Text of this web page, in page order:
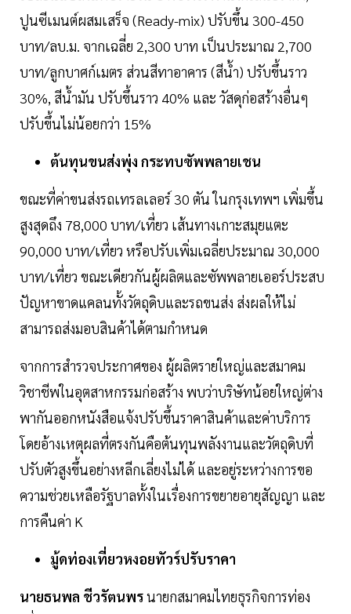
ปูนซีเมนต์ผสมเสร็จ (Ready-mix) ปรับขึ้น 300-450
บาท/ลบ.ม. จากเฉลี่ย 2,300 บาท เป็นประมาณ 2,700
บาท/ลูกบาศก์เมตร ส่วนสีทาอาคาร (สีน้ำ) ปรับขึ้นราว
30%, สีน้ำมัน ปรับขึ้นราว 40% และ วัสดุก่อสร้างอื่นๆ
ปรับขึ้นไม่น้อยกว่า 15%
ต้นทุนขนส่งพุ่ง กระทบซัพพลายเชน
ขณะที่ค่าขนส่งรถเทรลเลอร์ 30 ตัน ในกรุงเทพฯ เพิ่มขึ้น
สูงสุดถึง 78,000 บาท/เที่ยว เส้นทางเกาะสมุยแตะ
90,000 บาท/เที่ยว หรือปรับเพิ่มเฉลี่ยประมาณ 30,000
บาท/เที่ยว ขณะเดียวกันผู้ผลิตและซัพพลายเออร์ประสบ
ปัญหาขาดแคลนทั้งวัตถุดิบและรถขนส่ง ส่งผลให้ไม่
สามารถส่งมอบสินค้าได้ตามกำหนด
จากการสำรวจประกาศของ ผู้ผลิตรายใหญ่และสมาคม
วิชาชีพในอุตสาหกรรมก่อสร้าง พบว่าบริษัทน้อยใหญ่ต่าง
พากันออกหนังสือแจ้งปรับขึ้นราคาสินค้าและค่าบริการ
โดยอ้างเหตุผลที่ตรงกันคือต้นทุนพลังงานและวัตถุดิบที่
ปรับตัวสูงขึ้นอย่างหลีกเลี่ยงไม่ได้ และอยู่ระหว่างการขอ
ความช่วยเหลือรัฐบาลทั้งในเรื่องการขยายอายุสัญญา และ
การคืนค่า K
มู้ดท่องเที่ยวหงอยทัวร์ปรับราคา
นายธนพล ชีวรัตนพรนายกสมาคมไทยธุรกิจการท่อง